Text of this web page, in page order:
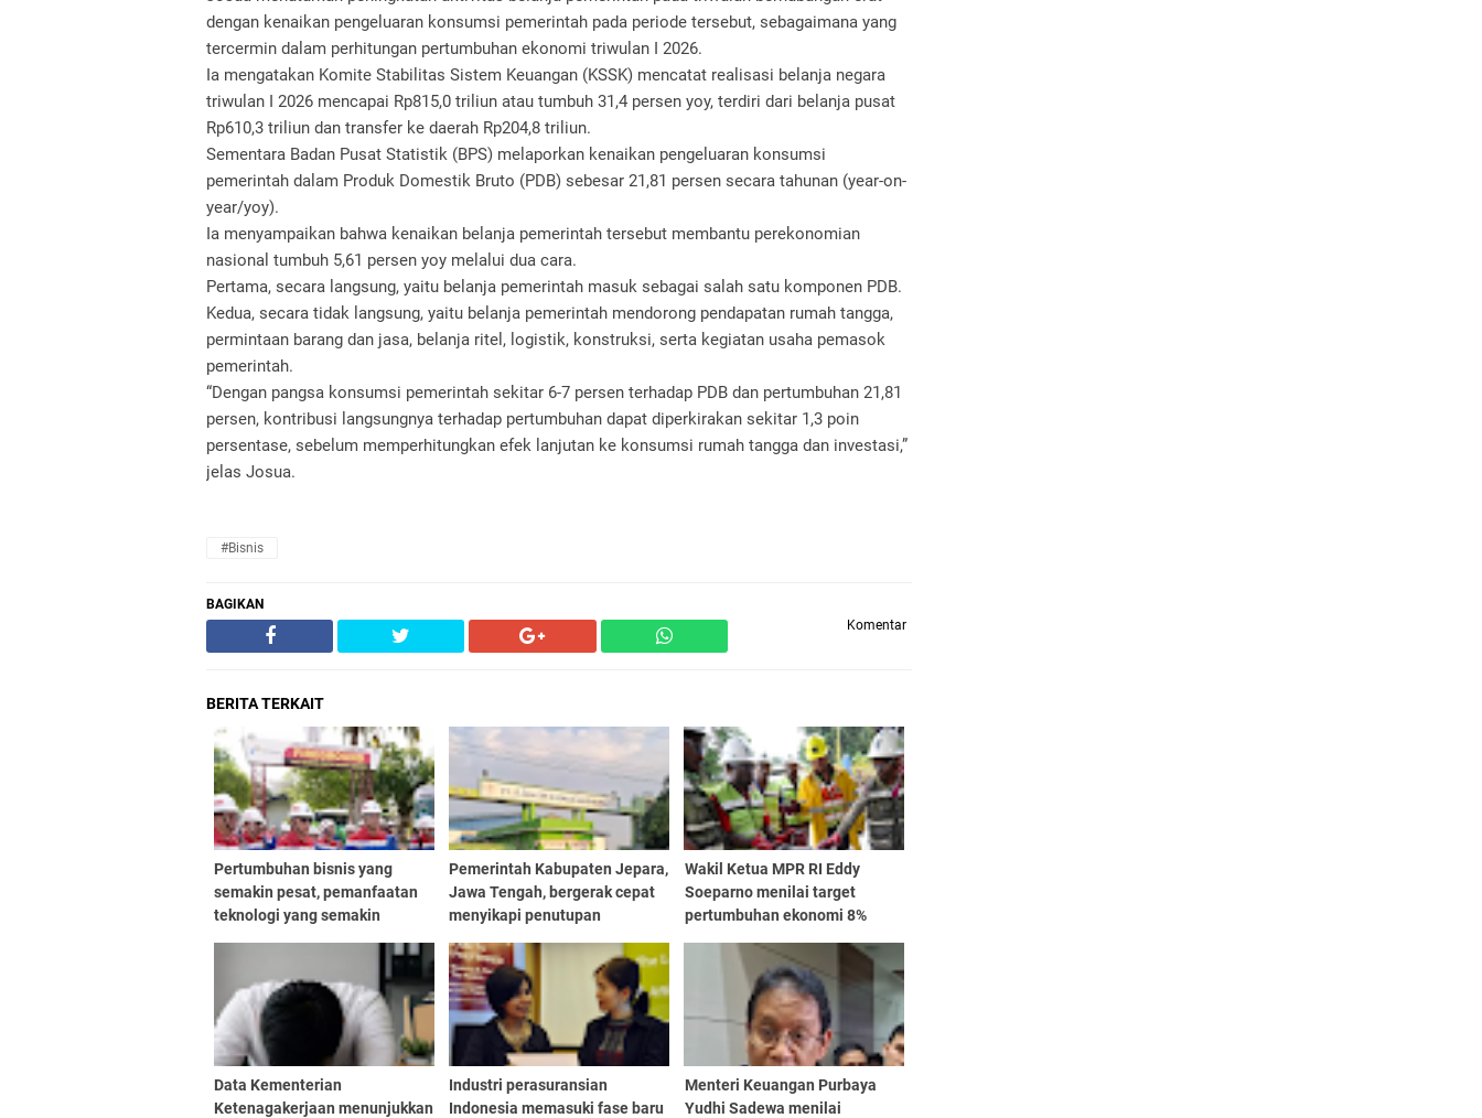
dengan kenaikan pengeluaran konsumsi pemerintah pada periode tersebut, sebagaimana yang
tercermin dalam perhitungan pertumbuhan ekonomi triwulan I 2026.
Ia mengatakan Komite Stabilitas Sistem Keuangan (KSSK) mencatat realisasi belanja negara
triwulan I 2026 mencapai Rp815,0 triliun atau tumbuh 31,4 persen yoy, terdiri dari belanja pusat
Rp610,3 triliun dan transfer ke daerah Rp204,8 triliun.
Sementara Badan Pusat Statistik (BPS) melaporkan kenaikan pengeluaran konsumsi
pemerintah dalam Produk Domestik Bruto (PDB) sebesar 21,81 persen secara tahunan (year-on-
year/yoy).
Ia menyampaikan bahwa kenaikan belanja pemerintah tersebut membantu perekonomian
nasional tumbuh 5,61 persen yoy melalui dua cara.
Pertama, secara langsung, yaitu belanja pemerintah masuk sebagai salah satu komponen PDB.
Kedua, secara tidak langsung, yaitu belanja pemerintah mendorong pendapatan rumah tangga,
permintaan barang dan jasa, belanja ritel, logistik, konstruksi, serta kegiatan usaha pemasok
pemerintah.
“Dengan pangsa konsumsi pemerintah sekitar 6-7 persen terhadap PDB dan pertumbuhan 21,81
persen, kontribusi langsungnya terhadap pertumbuhan dapat diperkirakan sekitar 1,3 poin
persentase, sebelum memperhitungkan efek lanjutan ke konsumsi rumah tangga dan investasi,”
jelas Josua.
#Bisnis
BAGIKAN
Komentar
BERITA TERKAIT
Pertumbuhan bisnis yang
semakin pesat, pemanfaatan
teknologi yang semakin
operasi yang terus meluas
menuntut standar
keselamatan yang semakin
tinggi
Pemerintah Kabupaten Jepara,
Jawa Tengah, bergerak cepat
menyikapi penutupan
Busana Indonesia di Desa
Damarjati
Wakil Ketua MPR RI Eddy
Soeparno menilai target
pertumbuhan ekonomi 8%
Data Kementerian
Ketenagakerjaan menunjukkan
Industri perasuransian
Indonesia memasuki fase baru
Menteri Keuangan Purbaya
Yudhi Sadewa menilai